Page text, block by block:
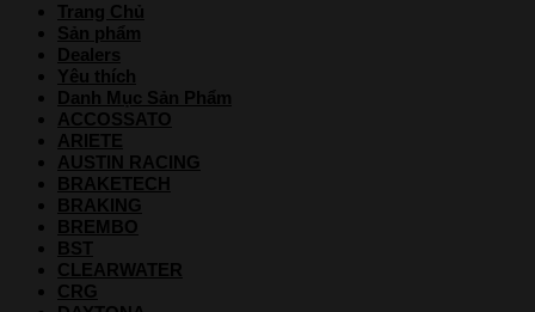
Trang Chủ
Sản phẩm
Dealers
Yêu thích
Danh Mục Sản Phẩm
ACCOSSATO
ARIETE
AUSTIN RACING
BRAKETECH
BRAKING
BREMBO
BST
CLEARWATER
CRG